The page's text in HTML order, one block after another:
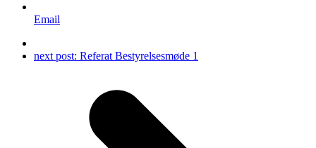
Email
next post: Referat Bestyrelsesmøde 1